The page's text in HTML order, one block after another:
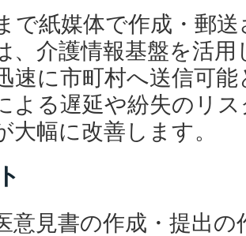
で紙媒体で作成・郵
、介護情報基盤を活
速に市町村へ送信可
よる遅延や紛失のリ
大幅に改善します。
意見書の作成・提出の